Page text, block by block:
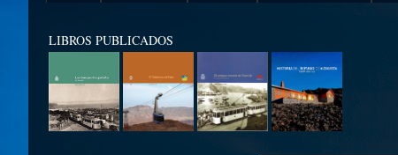
LIBROS PUBLICADOS